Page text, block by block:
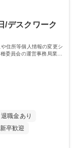
成長できます。 募
日◆残業少なめ◆
ダイレクトに実感で
イフバランスを保
を活かし、長期的な
で応援します。 学
語学力： 資格：日商
/デスクワーク
住所等個人情報の変更シ
委員会の運営事務局業務
退職金あり
卒歓迎